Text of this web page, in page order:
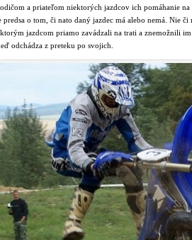
a priateľom niektorých jazdcov ich pomáhanie na
predsa o tom, či nato daný jazdec má alebo nemá. Nie
jazdcom priamo zavádzali na trati a znemožnili
odchádza z preteku po svojich.